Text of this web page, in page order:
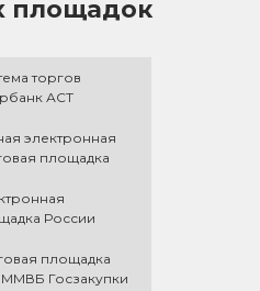
площадок
торгов
АСТ
электронная
площадка
России
площадка
Госзакупки